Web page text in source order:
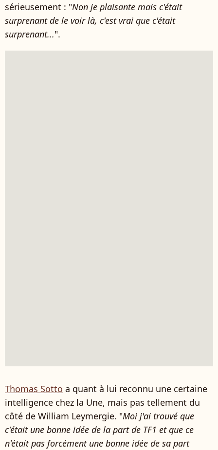
sérieusement : "Non je plaisante mais c'était
surprenant de le voir là, c'est vrai que c'était
surprenant...".
Thomas Sotto a quant à lui reconnu une certaine
intelligence chez la Une, mais pas tellement du
côté de William Leymergie. "Moi j'ai trouvé que
c'était une bonne idée de la part de TF1 et que ce
n'était pas forcément une bonne idée de sa part